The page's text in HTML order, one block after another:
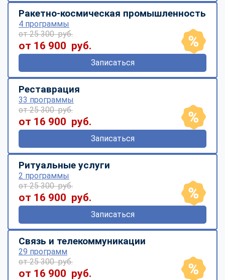
Ракетно-космическая промышленность
4 программы
от 25 300 руб.
от 16 900 руб.
Записаться
Реставрация
33 программы
от 25 300 руб.
от 16 900 руб.
Записаться
Ритуальные услуги
2 программы
от 25 300 руб.
от 16 900 руб.
Записаться
Связь и телекоммуникации
29 программ
от 25 300 руб.
от 16 900 руб.